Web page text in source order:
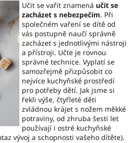
Učit se vařit znamená učit se
zacházet s nebezpečím. Při
společném vaření se dítě od
vás postupně naučí správně
zacházet s jednotlivými nástroji
a přístroji. Učte je rovnou
správné technice. Vyplatí se
samozřejmě přizpůsobit co
nejvíce kuchyňské prostředí
pro potřeby dětí. Jak jsme si
řekli výše, čtyřleté děti
zvládnou krájet s nožem měkké
potraviny, od zhruba šesti let
používají i ostré kuchyňské
vývoj a schopnosti vašeho dítěte).